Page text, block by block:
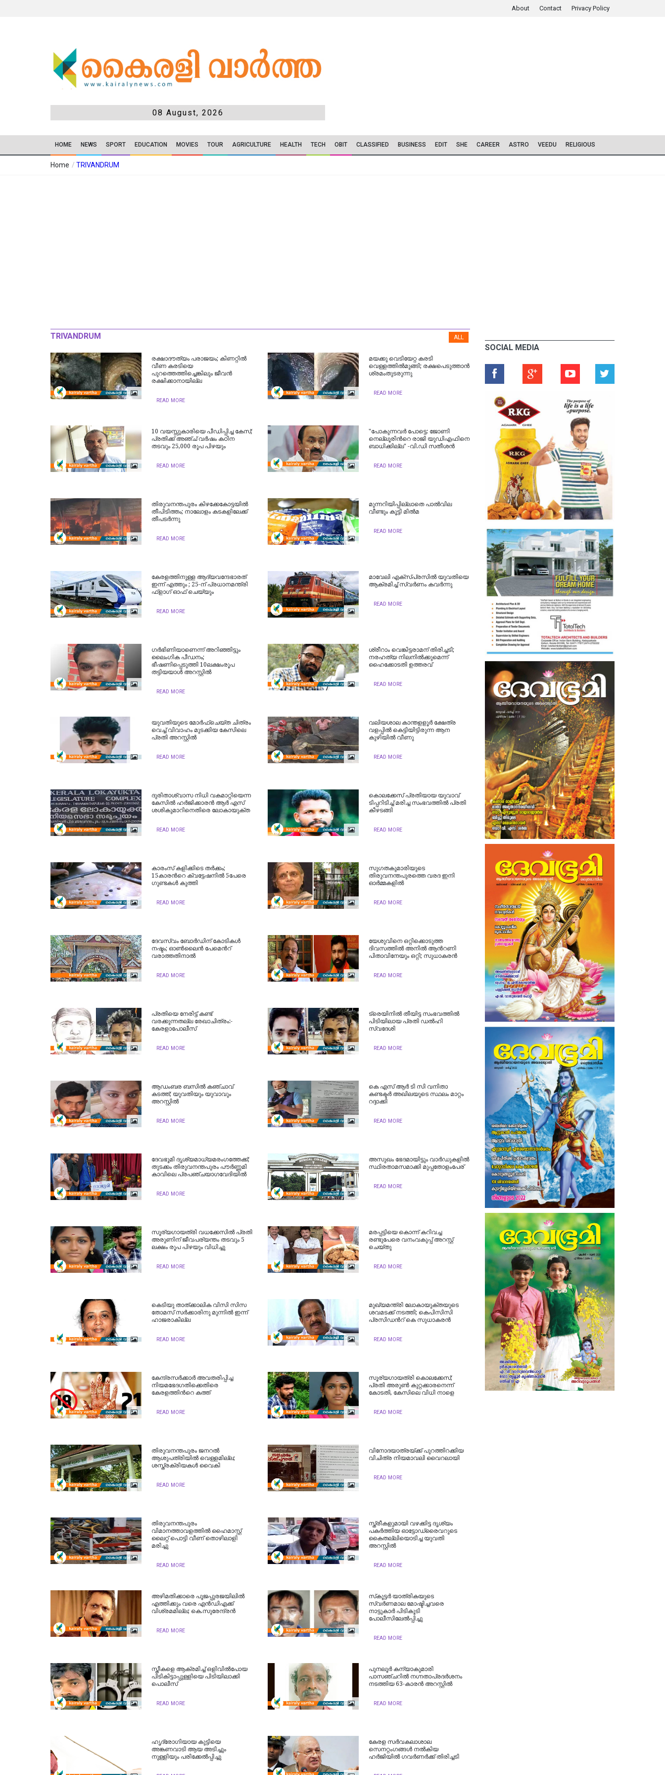
About Contact Privacy Policy
08 August, 2026
HOME NEWS SPORT EDUCATION MOVIES TOUR AGRICULTURE HEALTH TECH OBIT CLASSIFIED BUSINESS EDIT SHE CAREER ASTRO VEEDU RELIGIOUS
Home / TRIVANDRUM
TRIVANDRUM ALL
രക്ഷാദൗത്യം പരാജയം; കിണറ്റിൽ
വീണ കരടിയെ
പുറത്തെത്തിച്ചെങ്കിലും ജീവൻ
രക്ഷിക്കാനായില്ല
READ MORE
മയക്കു വെടിയേറ്റ കരടി
വെള്ളത്തിൽമുങ്ങി; രക്ഷപെടുത്താൻ
ശ്രമംതുടരുന്നു
READ MORE
10 വയസ്സുകാരിയെ പീഡിപ്പിച്ച കേസ്;
പ്രതിക്ക് അഞ്ച് വർഷം കഠിന
തടവും 25,000 രൂപ പിഴയും
READ MORE
"പോകുന്നവർ പോട്ടെ: ജോണി
നെല്ലൂരിന്‍റെ രാജി യുഡിഎഫിനെ
ബാധിക്കില്ല" -വി.ഡി സതീശൻ
READ MORE
തിരുവനന്തപുരം കിഴക്കേകോട്ടയിൽ
തീപിടിത്തം; നാലോളം കടകളിലേക്ക്
തീപടർന്നു
READ MORE
മുന്നറിയിപ്പില്ലാതെ പാൽവില
വീണ്ടും കൂട്ടി മിൽമ
READ MORE
കേരളത്തിനുള്ള ആദ്യവന്ദേഭാരത്
ഇന്ന് എത്തും ; 25-ന് പ്രധാനമന്ത്രി
ഫ്‌ളാഗ് ഓഫ് ചെയ്യും
READ MORE
മാവേലി എക്സ്പ്രസിൽ യുവതിയെ
ആക്രമിച്ച് സ്വർണം കവർന്നു
READ MORE
ഗർഭിണിയാണെന്ന് അറിഞ്ഞിട്ടും
ലൈംഗിക പീഡനം;
ഭീഷണിപ്പെടുത്തി 10ലക്ഷംരൂപ
തട്ടിയയാൾ അറസ്റ്റിൽ
READ MORE
ശ്രീറാം വെങ്കിട്ടരാമന് തിരിച്ചടി;
നരഹത്യ നിലനില്‍ക്കുമെന്ന്
ഹൈക്കോടതി ഉത്തരവ്
READ MORE
യുവതിയുടെ മോര്‍ഫ്‌ചെയ്ത ചിത്രം
വെച്ച് വിവാഹം മുടക്കിയ കേസിലെ
പ്രതി അറസ്റ്റില്‍
READ MORE
വലിയശാല കാന്തളളൂര്‍ ക്ഷേത്ര
വളപ്പില്‍ കെട്ടിയിട്ടിരുന്ന ആന
കുഴിയില്‍ വീണു
READ MORE
ദുരിതാശ്വാസ നിധി വകമാറ്റിയെന്ന
കേസിൽ ഹർജിക്കാരൻ ആർ എസ്
ശശികുമാറിനെതിരെ ലോകായുക്ത
READ MORE
കൊലക്കേസ് പ്രതിയായ യുവാവ്
ടിപ്പറിടിച്ച് മരിച്ച സംഭവത്തില്‍ പ്രതി
കീഴടങ്ങി
READ MORE
കാരംസ് കളിക്കിടെ തർക്കം;
15കാരന്‍റെ ക്വട്ടേഷനിൽ 5പേരെ
ഗുണ്ടകൾ കുത്തി
READ MORE
സുഗതകുമാരിയുടെ
തിരുവനന്തപുരത്തെ വരദ ഇനി
ഓര്‍മ്മകളില്‍
READ MORE
ദേവസ്വം ബോര്‍ഡിന് കോടികള്‍
നഷ്ടം; ഓണ്‍ലൈന്‍ പേമെന്‍റ്
വരാത്തതിനാല്‍
READ MORE
യേശുവിനെ ഒറ്റിക്കൊടുത്ത
ദിവസത്തിൽ അനിൽ ആന്‍റണി
പിതാവിനേയും ഒറ്റി; സുധാകരന്‍
READ MORE
പ്രതിയെ നേരിട്ട് കണ്ട്
വരക്കുന്നതല്ല രേഖാചിത്രം:-
കേരളാപോലീസ്
READ MORE
ട്രെയിനിൽ തീയിട്ട സംഭവത്തിൽ
പിടിയിലായ പ്രതി ഡൽഹി
സ്വദേശി
READ MORE
ആഡംബര ബസിൽ കഞ്ചാവ്
കടത്ത്; യുവതിയും യുവാവും
അറസ്റ്റിൽ
READ MORE
കെ എസ് ആർ ടി സി വനിതാ
കണ്ടക്ടര്‍ അഖിലയുടെ സ്ഥലം മാറ്റം
റദ്ദാക്കി
READ MORE
ദേവഭൂമി ദൃശ്യമാധ്യമരംഗത്തേക്ക്;
തുടക്കം തിരുവനന്തപുരം പൗര്‍ണ്ണമി
കാവിലെ പ്രപഞ്ചയാഗവേദിയില്‍
READ MORE
അസുഖം ഭേദമായിട്ടും വാര്‍ഡുകളില്‍
സ്ഥിരതാമസമാക്കി മുപ്പതോളംപേര്
READ MORE
സൂര്യഗായത്രി വധക്കേസില്‍ പ്രതി
അരുണിന് ജീവപര്യന്തം തടവും 5
ലക്ഷം രൂപ പിഴയും വിധിച്ചു
READ MORE
മരപ്പട്ടിയെ കൊന്ന് കറിവച്ച
രണ്ടുപേരെ വനംവകുപ്പ് അറസ്റ്റ്
ചെയ്തു
READ MORE
കെടിയു താത്ക്കാലിക വിസി സിസ
തോമസ് സര്‍ക്കാരിനു മുന്നില്‍ ഇന്ന്
ഹാജരാകില്ല
READ MORE
മുഖ്യമന്ത്രി ലോകായുക്തയുടെ
ശവമടക്ക് നടത്തി; കെപിസിസി
പ്രസിഡന്‍റ് കെ സുധാകരന്‍
READ MORE
കേന്ദ്രസർക്കാർ അവതരിപ്പിച്ച
നിയമഭേദഗതിക്കെതിരെ
കേരളത്തിന്‍റെ കത്ത്
READ MORE
സൂര്യ​ഗായത്രി കൊലക്കേസ്;
പ്രതി അരുൺ കുറ്റക്കാരനെന്ന്
കോടതി, കേസിലെ വിധി നാളെ
READ MORE
തിരുവനന്തപുരം ജനറൽ
ആശുപത്രിയിൽ വെള്ളമില്ല;
ശസ്ത്രക്രിയകൾ വൈകി
READ MORE
വിനോദയാത്രയ്ക്ക് പുറത്തിറക്കിയ
വിചിത്ര നിയമാവലി വൈറലായി
READ MORE
തിരുവനന്തപുരം
വിമാനത്താവളത്തില്‍ ഹൈമാസ്റ്റ്
ലൈറ്റ് പൊട്ടി വീണ് തൊഴിലാളി
മരിച്ചു
READ MORE
സ്ത്രീകളുമായി വഴക്കിട്ട ദൃശ്യം
പകര്‍ത്തിയ ഓട്ടോഡ്രൈവറുടെ
കൈതല്ലിയൊടിച്ച യുവതി
അറസ്റ്റിൽ
READ MORE
അഴിമതിക്കാരെ പൂജപ്പുരജയിലിൽ
എത്തിക്കും വരെ എൻഡിഎക്ക്
വിശ്രമമില്ല; കെ.സുരേന്ദ്രൻ
READ MORE
സ്‌കൂട്ടര്‍ യാത്രികയുടെ
സ്വര്‍ണമാല മോഷ്ടിച്ചവരെ
നാട്ടുകാര്‍ പിടികൂടി
പോലീസിലേല്‍പ്പിച്ചു
READ MORE
സ്തീകളെ ആക്രമിച്ച് ഒളിവില്‍പോയ
പിടികിട്ടാപ്പുള്ളിയെ പിടിയിലാക്കി
പൊലീസ്
READ MORE
പുനലൂര്‍ കന്യാകുമാരി
പാസഞ്ചറില്‍ നഗ്നതാപ്രദര്‍ശനം
നടത്തിയ 63-കാരന്‍ അറസ്റ്റില്‍
READ MORE
ഹൃദ്രോഗിയായ കുട്ടിയെ
അങ്കണവാടി ആയ അടിച്ചും
നുള്ളിയും പരിക്കേൽപ്പിച്ചു
കേരള സർവകലാശാല
സെനറ്റംഗങ്ങൾ നൽകിയ
ഹർജിയില്‍ ഗവർണർക്ക് തിരിച്ചടി
SOCIAL MEDIA